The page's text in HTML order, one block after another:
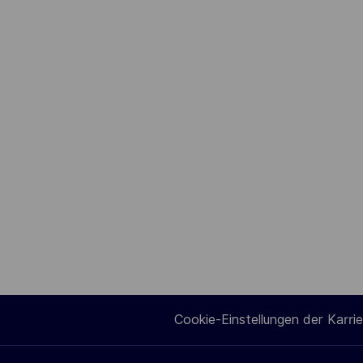
Cookie-Einstellungen der